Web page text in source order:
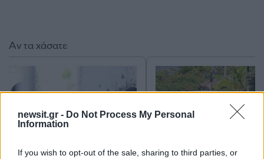
newsit.gr - Do Not Process My Personal
Information
If you wish to opt-out of the sale, sharing to third parties, or
Αν τα χάσατε